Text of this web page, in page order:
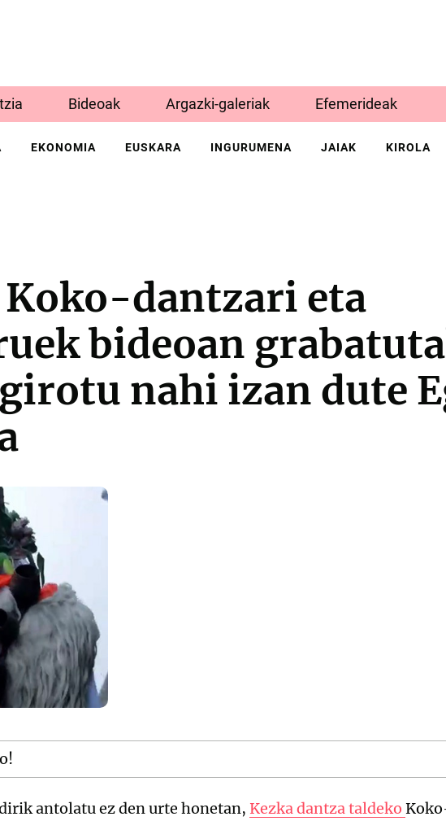
Bideoak Argazki-galeriak Efemerideak
EKONOMIA EUSKARA INGURUMENA JAIAK KIROLA
Koko-dantzari eta
bideoan
nahi izan dute
antolatu ez den urte honetan, Kezka dantza taldeko